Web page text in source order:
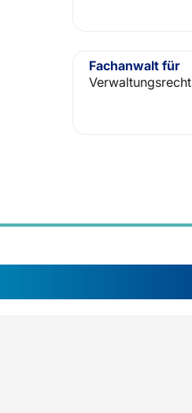
Fachanwalt für
Verwaltungsrecht